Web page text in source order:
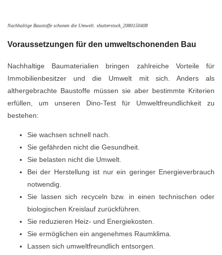
Nachhaltige Baustoffe schonen die Umwelt. shutterstock_2080150408
Voraussetzungen für den umweltschonenden Bau
Nachhaltige Baumaterialien bringen zahlreiche Vorteile für
Immobilienbesitzer und die Umwelt mit sich. Anders als
althergebrachte Baustoffe müssen sie aber bestimmte Kriterien
erfüllen, um unseren Dino-Test für Umweltfreundlichkeit zu
bestehen:
Sie wachsen schnell nach.
Sie gefährden nicht die Gesundheit.
Sie belasten nicht die Umwelt.
Bei der Herstellung ist nur ein geringer Energieverbrauch
notwendig.
Sie lassen sich recyceln bzw. in einen technischen oder
biologischen Kreislauf zurückführen.
Sie reduzieren Heiz- und Energiekosten.
Sie ermöglichen ein angenehmes Raumklima.
Lassen sich umweltfreundlich entsorgen.